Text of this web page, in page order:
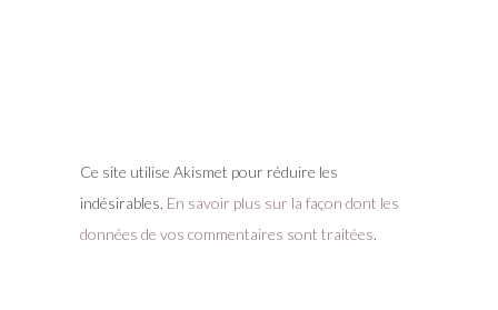
Ce site utilise Akismet pour réduire les
indésirables. En savoir plus sur la façon dont les
données de vos commentaires sont traitées.